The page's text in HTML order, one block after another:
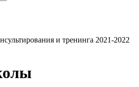
и тренинга 2021-2022